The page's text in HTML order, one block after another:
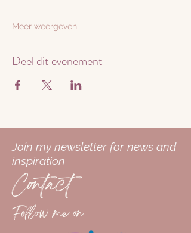
Meer weergeven
Deel dit evenement
Join my newsletter for news and
inspiration
Contact
Follow me on